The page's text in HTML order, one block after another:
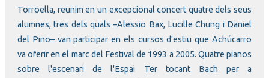
Torroella, reunim en un excepcional concert quatre dels seus
alumnes, tres dels quals –Alessio Bax, Lucille Chung i Daniel
del Pino– van participar en els cursos d'estiu que Achúcarro
va oferir en el marc del Festival de 1993 a 2005. Quatre pianos
sobre l'escenari de l'Espai Ter tocant Bach per a